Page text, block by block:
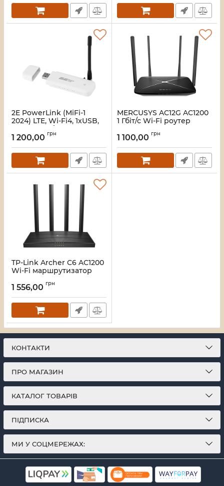
2E PowerLink (MiFi-1
2024) LTE, Wi-Fi4, 1xUSB,
1xCRC9 Мобільний
маршрутизатор
Артикул:16_119027
1 200,00 грн
MERCUSYS AC12G AC1200
1 Гбіт/с Wi-Fi роутер
1 100,00 грн
TP-Link Archer C6 AC1200
Wi-Fi маршрутизатор
1 556,00 грн
КОНТАКТИ
ПРО МАГАЗИН
КАТАЛОГ ТОВАРІВ
ПІДПИСКА
МИ У СОЦМЕРЕЖАХ: